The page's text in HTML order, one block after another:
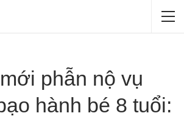
phẫn nộ vụ
hành bé 8 tuổi: